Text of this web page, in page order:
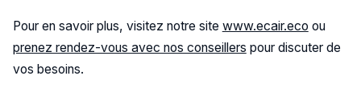
Pour en savoir plus, visitez notre site www.ecair.eco ou
prenez rendez-vous avec nos conseillers pour discuter de
vos besoins.